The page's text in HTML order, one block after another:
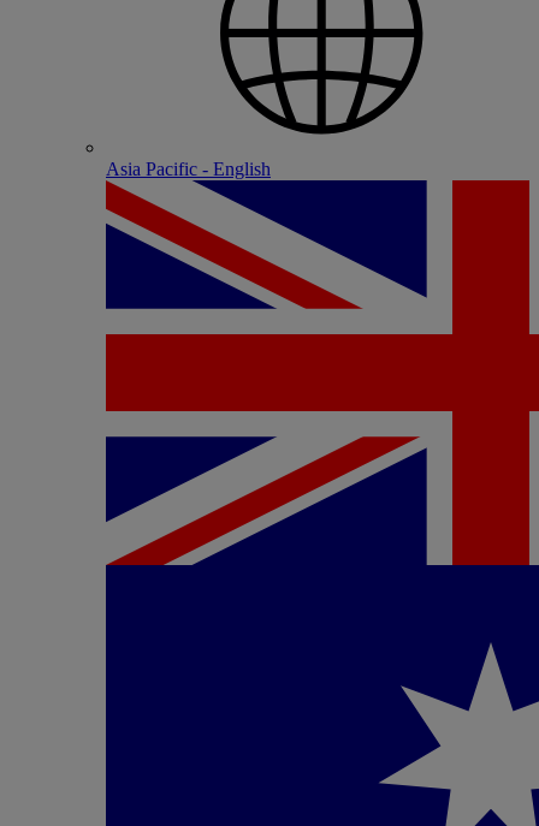
Asia Pacific - English